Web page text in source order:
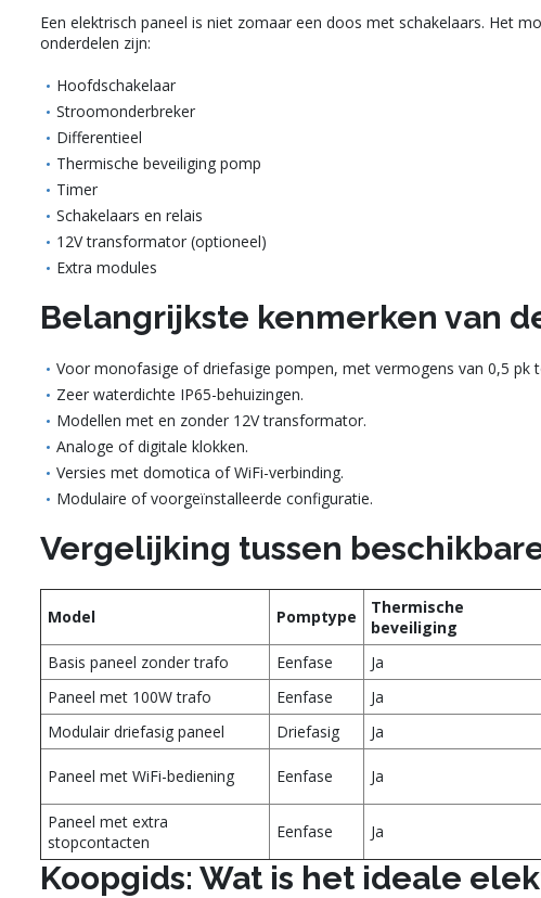
Een elektrisch paneel is niet zomaar een doos met schakelaars. Het
onderdelen zijn:
Hoofdschakelaar
Stroomonderbreker
Differentieel
Thermische beveiliging pomp
Timer
Schakelaars en relais
12V transformator (optioneel)
Extra modules
Belangrijkste kenmerken van
Voor monofasige of driefasige pompen, met vermogens van 0,5 pk
Zeer waterdichte IP65-behuizingen.
Modellen met en zonder 12V transformator.
Analoge of digitale klokken.
Versies met domotica of WiFi-verbinding.
Modulaire of voorgeïnstalleerde configuratie.
Vergelijking tussen
Model Pomptype
Thermische
beveiliging
Basis paneel zonder trafo Eenfase Ja
Paneel met 100W trafo
Eenfase Ja
Modulair driefasig paneel
Driefasig Ja
Paneel met WiFi-bediening Eenfase Ja
Paneel met extra
stopcontacten
Eenfase Ja
Koopgids: Wat is het ideale